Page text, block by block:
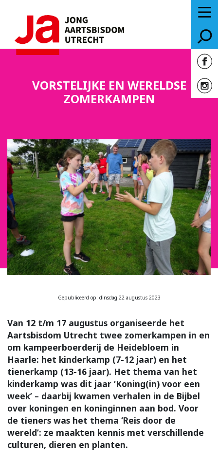
VORSTELIJKE EN WERELDSE
ZOMERKAMPEN
Gepubliceerd op: dinsdag 22 augustus 2023
Van 12 t/m 17 augustus organiseerde het
Aartsbisdom Utrecht twee zomerkampen in en
om kampeerboerderij de Heidebloem in
Haarle: het kinderkamp (7-12 jaar) en het
tienerkamp (13-16 jaar). Het thema van het
kinderkamp was dit jaar ‘Koning(in) voor een
week’ – daarbij kwamen verhalen in de Bijbel
over koningen en koninginnen aan bod. Voor
de tieners was het thema ‘Reis door de
wereld’: ze maakten kennis met verschillende
culturen, dieren en planten.